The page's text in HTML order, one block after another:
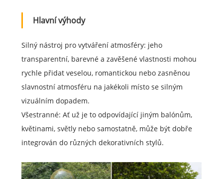
Hlavní výhody
Silný nástroj pro vytváření atmosféry: jeho
transparentní, barevné a zavěšené vlastnosti mohou
rychle přidat veselou, romantickou nebo zasněnou
slavnostní atmosféru na jakékoli místo se silným
vizuálním dopadem.
Všestranné: Ať už je to odpovídající jiným balónům,
květinami, světly nebo samostatně, může být dobře
integrován do různých dekorativních stylů.